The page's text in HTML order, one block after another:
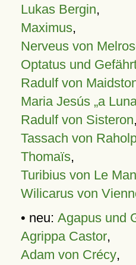
Lukas Bergin,
Maximus,
Nerveus von
Optatus und
Radulf von
Maria Jesús „a
Radulf von Sisteron,
Tassach von
Thomaïs,
Turibius von Le
Wilicarus von
• neu: Agapus und
Agrippa Castor,
Adam von Crécy,